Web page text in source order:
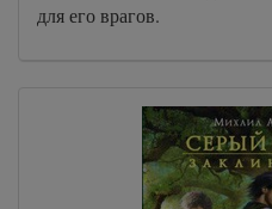
для его врагов.